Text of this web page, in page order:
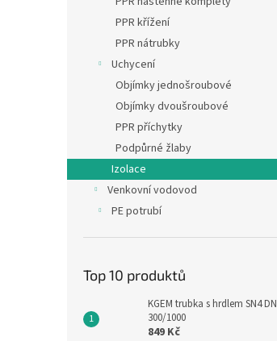
PPR křížení
PPR nátrubky
Uchycení
Objímky jednošroubové
Objímky dvoušroubové
PPR příchytky
Podpůrné žlaby
Izolace
Venkovní vodovod
PE potrubí
Top 10 produktů
KGEM trubka s hrdlem SN4 DN
300/1000
849 Kč